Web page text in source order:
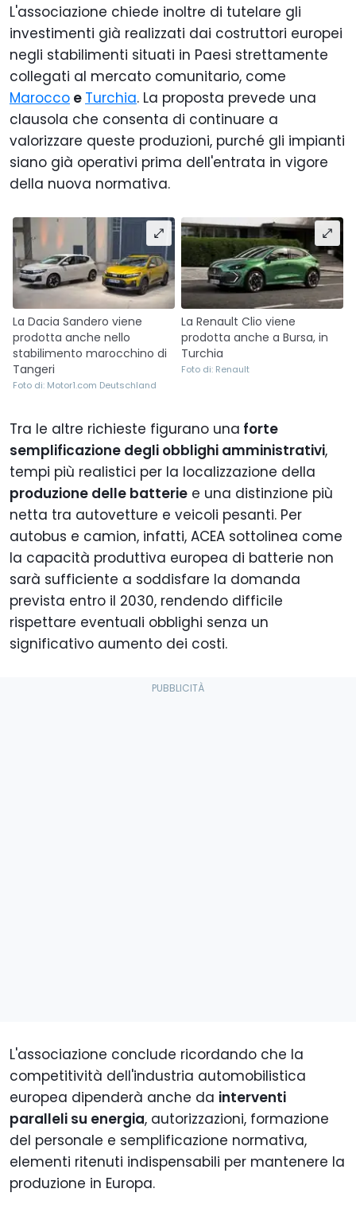
L'associazione chiede inoltre di tutelare gli
investimenti già realizzati dai costruttori europei
negli stabilimenti situati in Paesi strettamente
collegati al mercato comunitario, come
Marocco e Turchia. La proposta prevede una
clausola che consenta di continuare a
valorizzare queste produzioni, purché gli impianti
siano già operativi prima dell'entrata in vigore
della nuova normativa.
La Dacia Sandero viene
prodotta anche nello
stabilimento marocchino di
Tangeri
Foto di: Motor1.com Deutschland
La Renault Clio viene
prodotta anche a Bursa, in
Turchia
Foto di: Renault
Tra le altre richieste figurano una forte
semplificazione degli obblighi amministrativi,
tempi più realistici per la localizzazione della
produzione delle batterie e una distinzione più
netta tra autovetture e veicoli pesanti. Per
autobus e camion, infatti, ACEA sottolinea come
la capacità produttiva europea di batterie non
sarà sufficiente a soddisfare la domanda
prevista entro il 2030, rendendo difficile
rispettare eventuali obblighi senza un
significativo aumento dei costi.
L'associazione conclude ricordando che la
competitività dell'industria automobilistica
europea dipenderà anche da interventi
paralleli su energia, autorizzazioni, formazione
del personale e semplificazione normativa,
elementi ritenuti indispensabili per mantenere la
produzione in Europa.